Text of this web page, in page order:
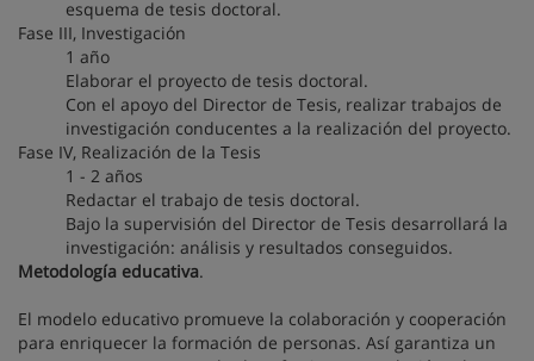
esquema de tesis doctoral.
Fase III, Investigación
1 año
Elaborar el proyecto de tesis doctoral.
Con el apoyo del Director de Tesis, realizar trabajos de
investigación conducentes a la realización del proyecto.
Fase IV, Realización de la Tesis
1 - 2 años
Redactar el trabajo de tesis doctoral.
Bajo la supervisión del Director de Tesis desarrollará la
investigación: análisis y resultados conseguidos.
Metodología educativa.
El modelo educativo promueve la colaboración y cooperación
para enriquecer la formación de personas. Así garantiza un